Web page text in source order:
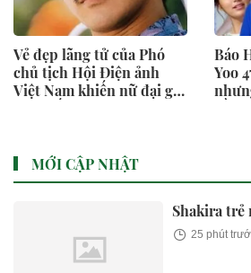
Vẻ đẹp lãng tử của Phó
chủ tịch Hội Điện ảnh
Việt Nam khiến nữ đại gia
Báo
Yoo
MỚI CẬP NHẬT
Shakira trẻ
25 phút